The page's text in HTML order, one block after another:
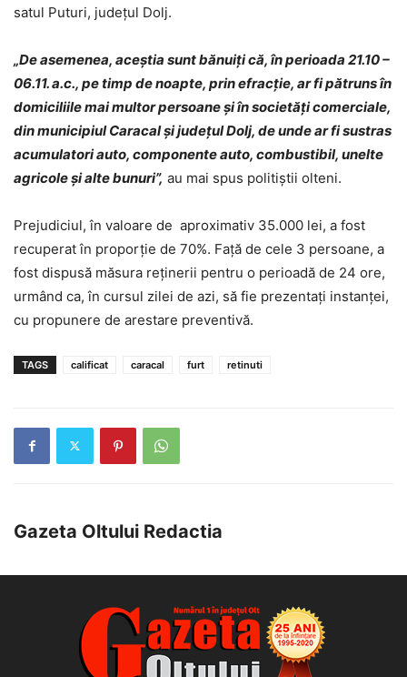
satul Puturi, județul Dolj.
„De asemenea, aceștia sunt bănuiți că, în perioada 21.10 –
06.11. a.c., pe timp de noapte, prin efracție, ar fi pătruns în
domiciliile mai multor persoane și în societăți comerciale,
din municipiul Caracal și județul Dolj, de unde ar fi sustras
acumulatori auto, componente auto, combustibil, unelte
agricole și alte bunuri”, au mai spus politiștii olteni.
Prejudiciul, în valoare de aproximativ 35.000 lei, a fost
recuperat în proporție de 70%. Față de cele 3 persoane, a
fost dispusă măsura reținerii pentru o perioadă de 24 ore,
urmând ca, în cursul zilei de azi, să fie prezentați instanței,
cu propunere de arestare preventivă.
TAGS calificat caracal furt retinuti
Gazeta Oltului Redactia